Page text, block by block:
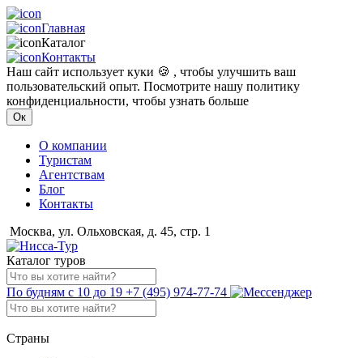
Главная
Каталог
Контакты
Наш сайт использует куки 🍪 , чтобы улучшить ваш
пользовательский опыт. Посмотрите нашу политику
конфиденциальности, чтобы узнать больше
Ок
О компании
Туристам
Агентствам
Блог
Контакты
Москва, ул. Ольховская, д. 45, стр. 1
Каталог туров
По будням с 10 до 19 +7 (495) 974-77-74
Страны